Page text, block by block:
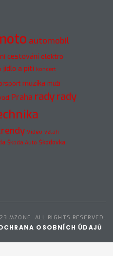
automobil
cestování elektro
jídlo a pití koncert
muzika muži
Praha radyrady
Video vztah
Škoda Auto Škodovka
MZONE. ALL RIGHTS RESERVED.
OSOBNÍCH ÚDAJŮ